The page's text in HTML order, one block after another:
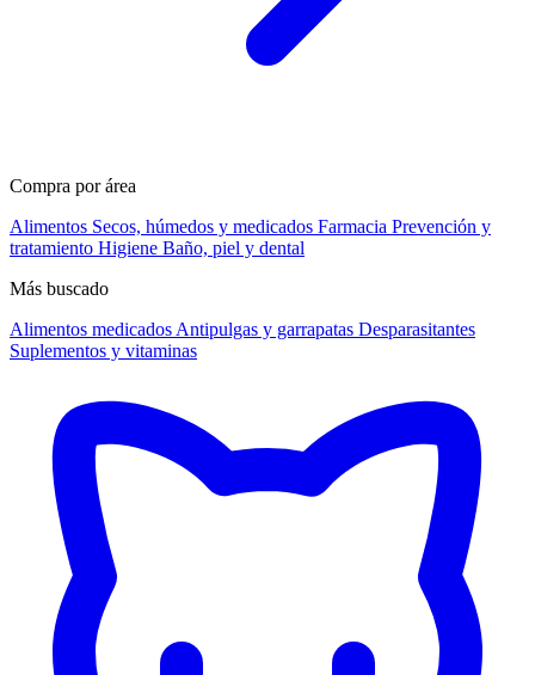
Compra por área
Alimentos Secos, húmedos y medicados Farmacia Prevención y
tratamiento Higiene Baño, piel y dental
Más buscado
Alimentos medicados Antipulgas y garrapatas Desparasitantes
Suplementos y vitaminas